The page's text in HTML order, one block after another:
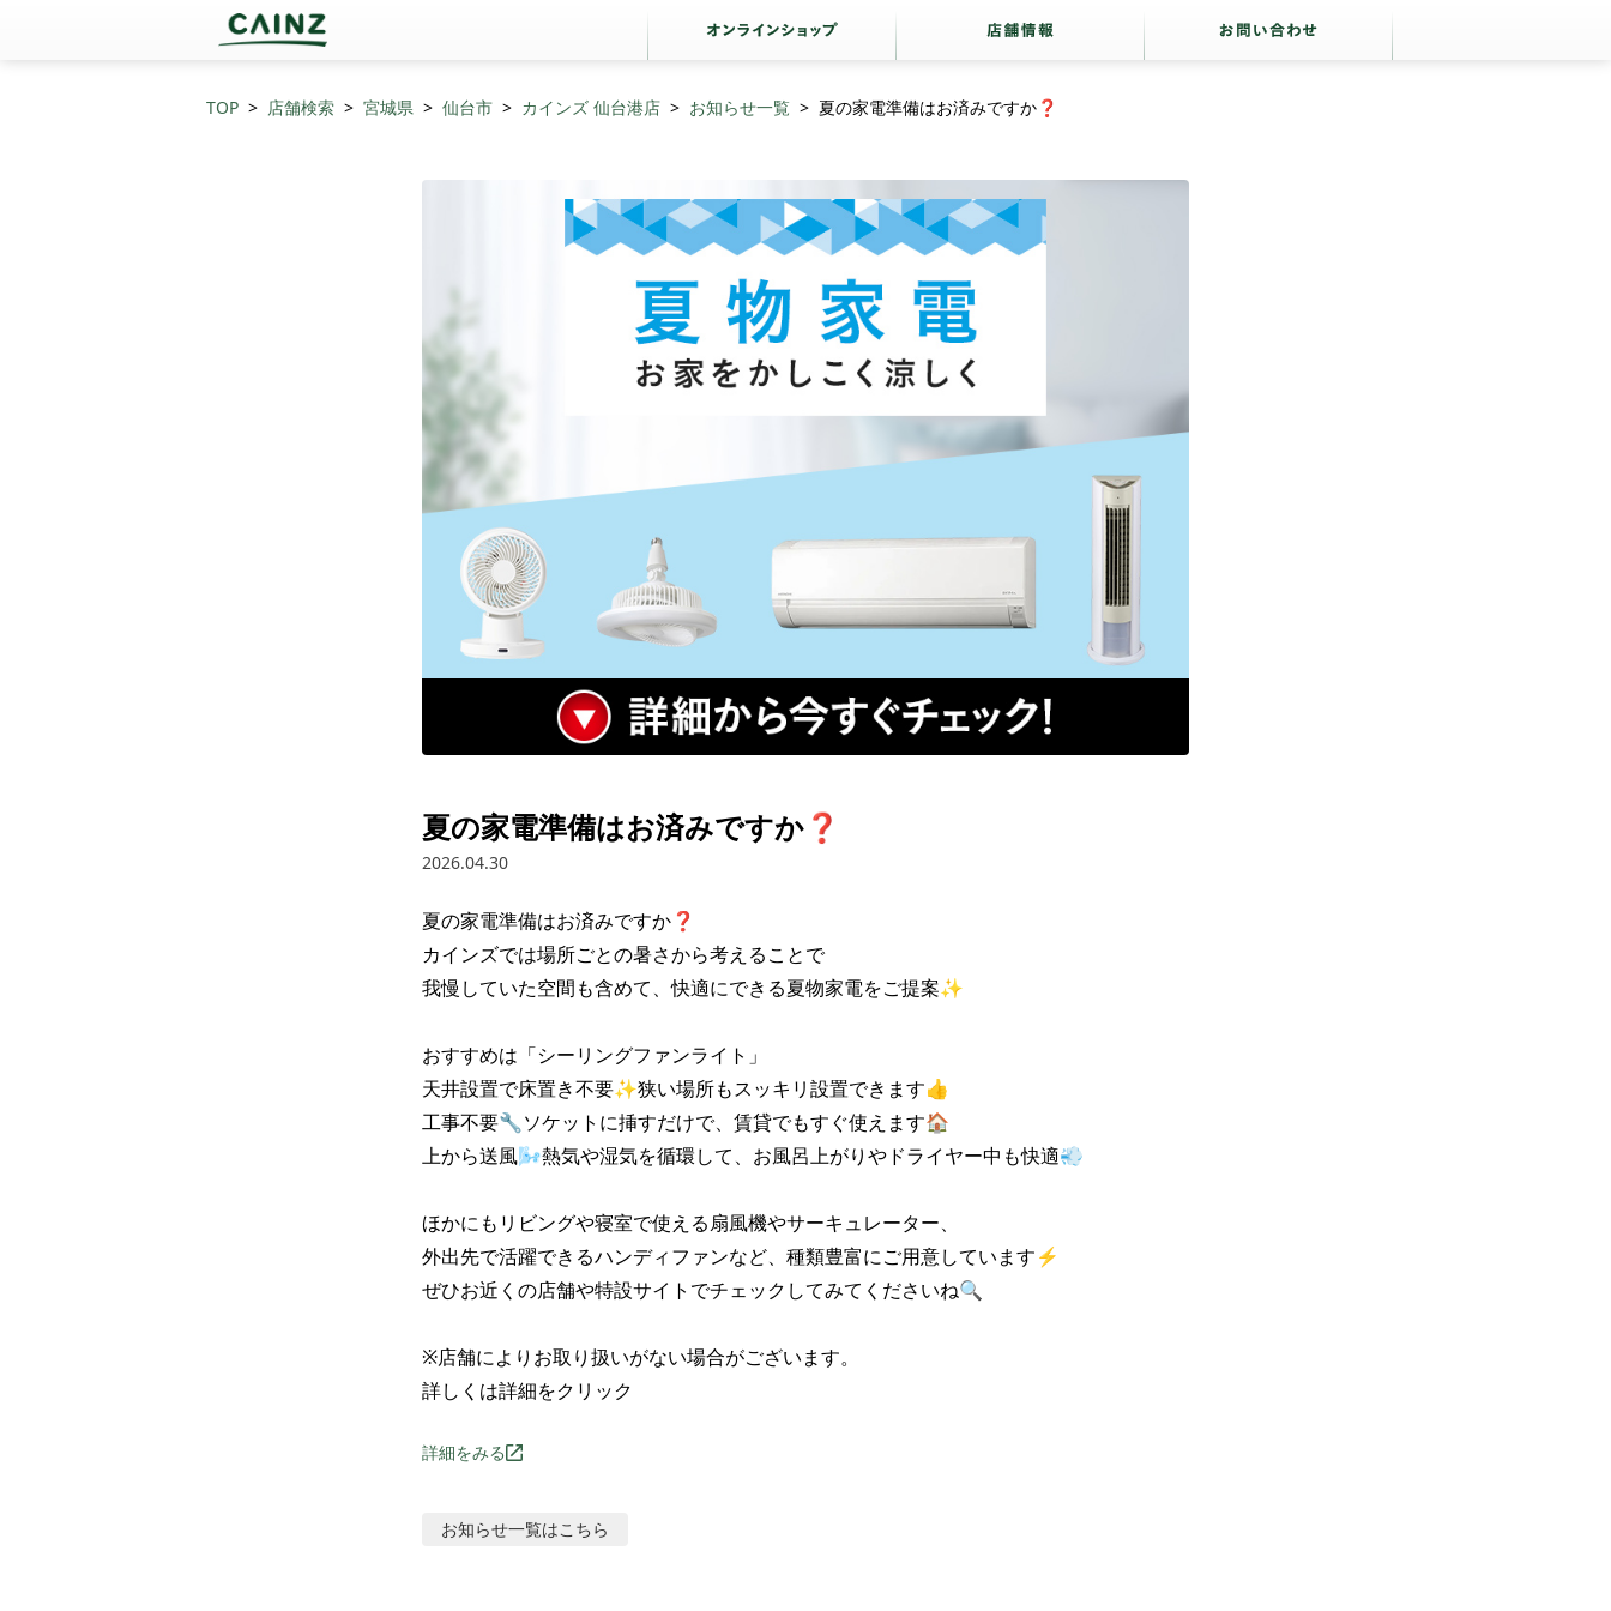
TOP 店舗検索 宮城県 仙台市 カインズ 仙台港店 お知らせ一覧 夏の家電準備はお済みですか❓
夏の家電準備はお済みですか❓
2026.04.30
夏の家電準備はお済みですか❓
カインズでは場所ごとの暑さから考えることで
我慢していた空間も含めて、快適にできる夏物家電をご提案✨
おすすめは「シーリングファンライト」
天井設置で床置き不要✨狭い場所もスッキリ設置できます👍
工事不要🔧ソケットに挿すだけで、賃貸でもすぐ使えます🏠
上から送風🌬️熱気や湿気を循環して、お風呂上がりやドライヤー中も快適💨
ほかにもリビングや寝室で使える扇風機やサーキュレーター、
外出先で活躍できるハンディファンなど、種類豊富にご用意しています⚡
ぜひお近くの店舗や特設サイトでチェックしてみてくださいね🔍
※店舗によりお取り扱いがない場合がございます。
詳しくは詳細をクリック
詳細をみる
お知らせ一覧はこちら